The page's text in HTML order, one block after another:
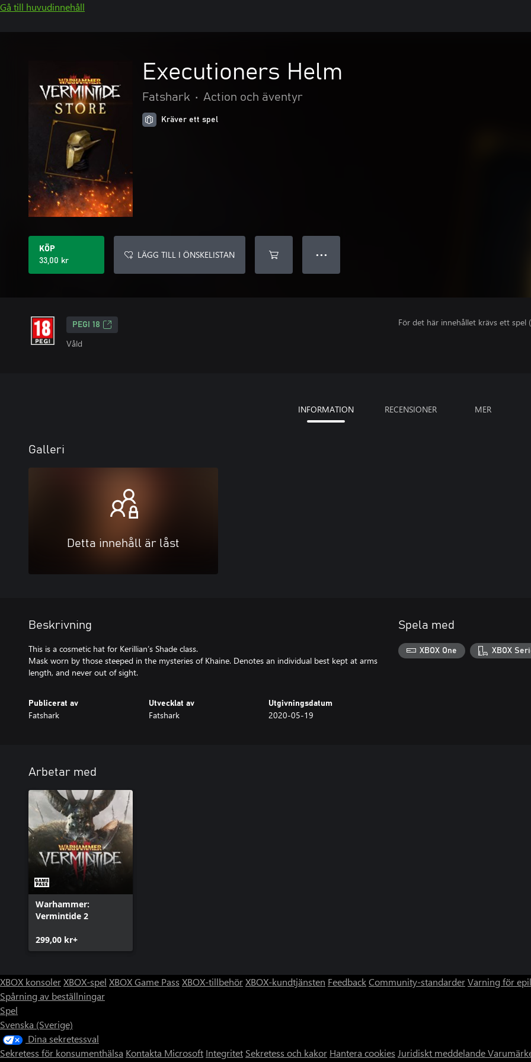
Gå till huvudinnehåll
Executioners Helm
Fatshark • Action och äventyr
Kräver ett spel
KÖP
33,00 kr
LÄGG TILL I ÖNSKELISTAN ● ● ●
PEGI 18
Våld
För det här innehållet krävs ett spel
INFORMATION RECENSIONER MER
Galleri
Detta innehåll är låst
Beskrivning
This is a cosmetic hat for Kerillian’s Shade class.
Mask worn by those steeped in the mysteries of Khaine. Denotes an individual best kept at arms
length, and never out of sight.
Publicerat av
Fatshark
Utvecklat av
Fatshark
Utgivningsdatum
2020-05-19
Spela med
XBOX One XBOX
Arbetar med
Warhammer:
Vermintide 2
299,00 kr+
XBOX konsolerXBOX-spel XBOX Game Pass XBOX-tillbehörXBOX-kundtjänsten FeedbackCommunity-standarderVarning för
Spårning av beställningar
Spel
Svenska (Sverige)
Dina sekretessval
Sekretess för konsumenthälsa Kontakta Microsoft Integritet Sekretess och kakor Hantera cookies Juridiskt meddelande